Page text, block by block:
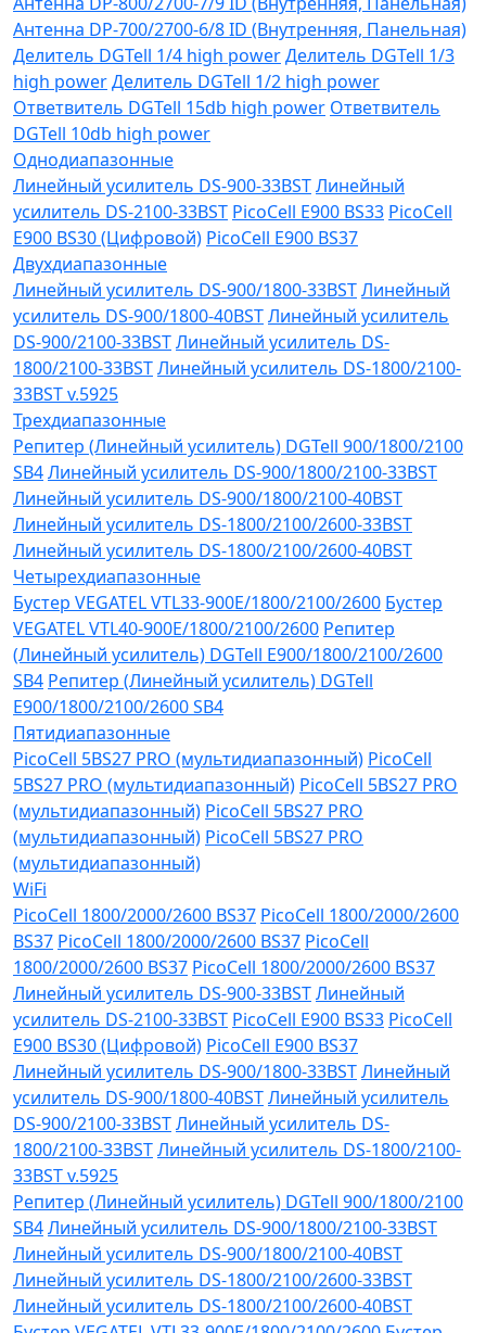
Антенна DP-700/2700-6/8 ID (Внутренняя, Панельная)
Делитель DGTell 1/4 high powerДелитель DGTell 1/3
high powerДелитель DGTell 1/2 high power
Ответвитель DGTell 15db high power Ответвитель
DGTell 10db high power
Однодиапазонные
Линейный усилитель DS-900-33BSTЛинейный
усилитель DS-2100-33BST PicoCell E900 BS33 PicoCell
E900 BS30 (Цифровой) PicoCell E900 BS37
Двухдиапазонные
Линейный усилитель DS-900/1800-33BSTЛинейный
усилитель DS-900/1800-40BSTЛинейный усилитель
DS-900/2100-33BSTЛинейный усилитель DS-
1800/2100-33BSTЛинейный усилитель DS-1800/2100-
33BST v.5925
Трехдиапазонные
Репитер (Линейный усилитель) DGTell 900/1800/2100
SB4Линейный усилитель DS-900/1800/2100-33BST
Линейный усилитель DS-900/1800/2100-40BST
Линейный усилитель DS-1800/2100/2600-33BST
Линейный усилитель DS-1800/2100/2600-40BST
Четырехдиапазонные
Бустер VEGATEL VTL33-900E/1800/2100/2600 Бустер
VEGATEL VTL40-900E/1800/2100/2600 Репитер
(Линейный усилитель) DGTell Е900/1800/2100/2600
SB4 Репитер (Линейный усилитель) DGTell
Е900/1800/2100/2600 SB4
Пятидиапазонные
PicoCell 5BS27 PRO (мультидиапазонный) PicoCell
5BS27 PRO (мультидиапазонный) PicoCell 5BS27 PRO
(мультидиапазонный) PicoCell 5BS27 PRO
(мультидиапазонный) PicoCell 5BS27 PRO
(мультидиапазонный)
WiFi
PicoCell 1800/2000/2600 BS37 PicoCell 1800/2000/2600
BS37 PicoCell 1800/2000/2600 BS37 PicoCell
1800/2000/2600 BS37 PicoCell 1800/2000/2600 BS37
Линейный усилитель DS-900-33BSTЛинейный
усилитель DS-2100-33BST PicoCell E900 BS33 PicoCell
E900 BS30 (Цифровой) PicoCell E900 BS37
Линейный усилитель DS-900/1800-33BSTЛинейный
усилитель DS-900/1800-40BSTЛинейный усилитель
DS-900/2100-33BSTЛинейный усилитель DS-
1800/2100-33BSTЛинейный усилитель DS-1800/2100-
33BST v.5925
Репитер (Линейный усилитель) DGTell 900/1800/2100
SB4Линейный усилитель DS-900/1800/2100-33BST
Линейный усилитель DS-900/1800/2100-40BST
Линейный усилитель DS-1800/2100/2600-33BST
Линейный усилитель DS-1800/2100/2600-40BST